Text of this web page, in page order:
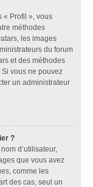
« Profil », vous
méthodes
les images
du forum
et des méthodes
vous ne pouvez
un administrateur
?
d’utilisateur,
que vous avez
comme les
des cas, seul un